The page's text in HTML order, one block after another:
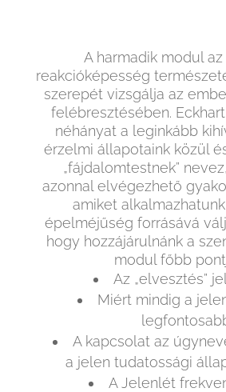
A harmadik modul
reakcióképesség
szerepét vizsgálja az
felébresztésében.
néhányat a leginkább
érzelmi állapotaink közül
„fájdalomtestnek”
azonnal elvégezhető
amiket
épelméjűség forrásává
hogy hozzájárulnánk a
modul főbb
Az „elvesztés”
Miért mindig a
A kapcsolat az
a jelen tudatossági
A Jelenlét